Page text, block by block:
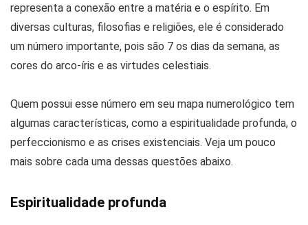
representa a conexão entre a matéria e o espírito. Em
diversas culturas, filosofias e religiões, ele é considerado
um número importante, pois são 7 os dias da semana, as
cores do arco-íris e as virtudes celestiais.
Quem possui esse número em seu mapa numerológico tem
algumas características, como a espiritualidade profunda, o
perfeccionismo e as crises existenciais. Veja um pouco
mais sobre cada uma dessas questões abaixo.
Espiritualidade profunda